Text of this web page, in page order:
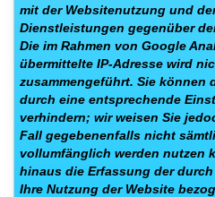
mit der Websitenutzung und
Dienstleistungen gegenüber
Die im Rahmen von Google
übermittelte IP-Adresse wird
zusammengeführt. Sie können
durch eine entsprechende
verhindern; wir weisen Sie
Fall gegebenenfalls nicht
vollumfänglich werden nutzen
hinaus die Erfassung der
Ihre Nutzung der Website